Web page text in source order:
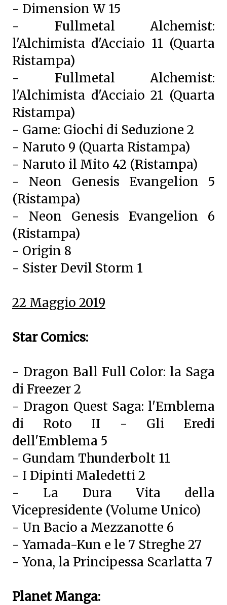
- Dimension W 15
- Fullmetal Alchemist:
l'Alchimista d'Acciaio 11 (Quarta
Ristampa)
- Fullmetal Alchemist:
l'Alchimista d'Acciaio 21 (Quarta
Ristampa)
- Game: Giochi di Seduzione 2
- Naruto 9 (Quarta Ristampa)
- Naruto il Mito 42 (Ristampa)
- Neon Genesis Evangelion 5
(Ristampa)
- Neon Genesis Evangelion 6
(Ristampa)
- Origin 8
- Sister Devil Storm 1
22 Maggio 2019
Star Comics:
- Dragon Ball Full Color: la Saga
di Freezer 2
- Dragon Quest Saga: l'Emblema
di Roto II - Gli Eredi
dell'Emblema 5
- Gundam Thunderbolt 11
- I Dipinti Maledetti 2
- La Dura Vita della
Vicepresidente (Volume Unico)
- Un Bacio a Mezzanotte 6
- Yamada-Kun e le 7 Streghe 27
- Yona, la Principessa Scarlatta 7
Planet Manga: